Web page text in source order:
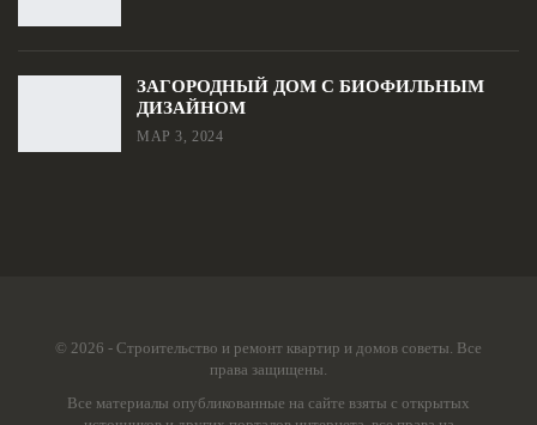
ЗАГОРОДНЫЙ ДОМ С БИОФИЛЬНЫМ
ДИЗАЙНОМ
МАР 3, 2024
© 2026 - Строительство и ремонт квартир и домов советы. Все
права защищены.
Все материалы опубликованные на сайте взяты с открытых